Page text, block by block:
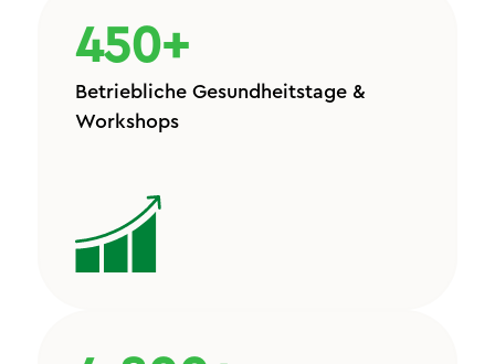
450+
Betriebliche Gesundheitstage &
Workshops